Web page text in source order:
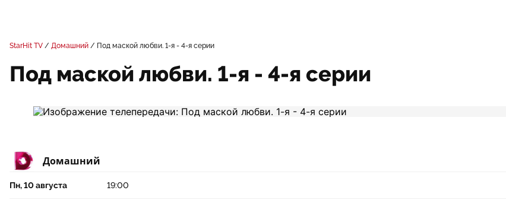
StarHit TV Домашний Под маской любви. 1-я - 4-я серии
Под маской любви. 1-я - 4-я серии
Домашний
Пн, 10 августа 19:00